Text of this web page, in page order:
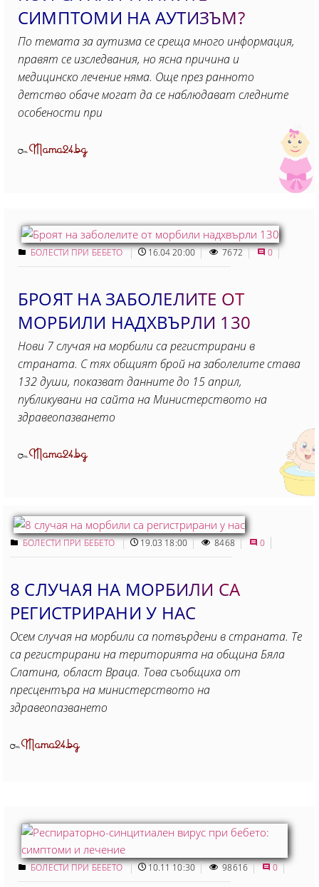
СИМПТОМИ НА АУТИЗЪМ?
По темата за аутизма се среща много информация,
правят се изследвания, но ясна причина и
медицинско лечение няма. Още през ранното
детство обаче могат да се наблюдават следните
особености при
ОтMama24.bg
БОЛЕСТИ ПРИ БЕБЕТО 16.04 20:00 7672 0
БРОЯТ НА ЗАБОЛЕЛИТЕ ОТ
МОРБИЛИ НАДХВЪРЛИ 130
Нови 7 случая на морбили са регистрирани в
страната. С тях общият брой на заболелите става
132 души, показват данните до 15 април,
публикувани на сайта на Министерството на
здравеопазването
ОтMama24.bg
БОЛЕСТИ ПРИ БЕБЕТО 19.03 18:00 8468 0
8 СЛУЧАЯ НА МОРБИЛИ СА
РЕГИСТРИРАНИ У НАС
Осем случая на морбили са потвърдени в страната. Те
са регистрирани на територията на община Бяла
Слатина, област Враца. Това съобщиха от
пресцентъра на министерството на
здравеопазването
ОтMama24.bg
БОЛЕСТИ ПРИ БЕБЕТО 10.11 10:30 98616 0